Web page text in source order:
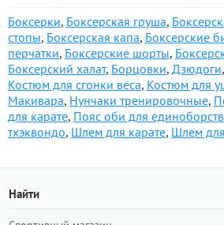
Боксерки, Боксерская груша,
стопы, Боксерская капа, Боксерские
перчатки, Боксерские шорты,
Боксерский халат, Борцовки, Дзюдоги,
Костюм для сгонки веса, Костюм для
Макивара, Нунчаки тренировочные,
для карате, Пояс оби для единоборств
тхэквондо, Шлем для карате, Шлем
Найти